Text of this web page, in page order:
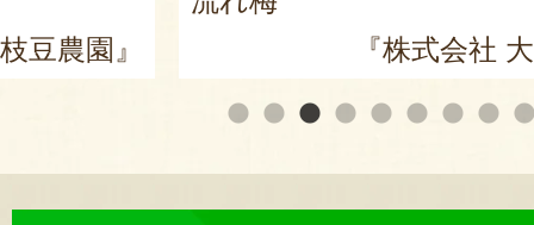
『株式会社 大阪屋』
『株式会